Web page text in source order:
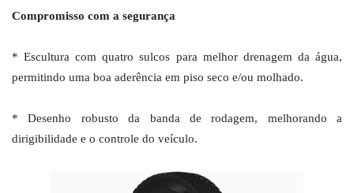
Compromisso com a segurança
* Escultura com quatro sulcos para melhor drenagem da água,
permitindo uma boa aderência em piso seco e/ou molhado.
* Desenho robusto da banda de rodagem, melhorando a
dirigibilidade e o controle do veículo.